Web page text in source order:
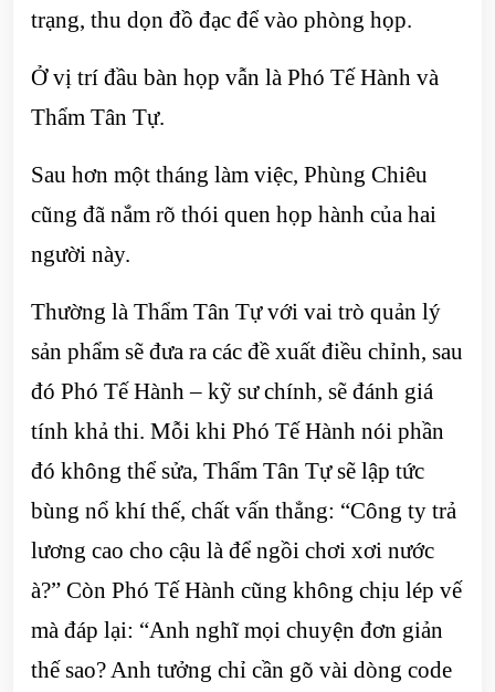
trạng, thu dọn đồ đạc để vào phòng họp.
Ở vị trí đầu bàn họp vẫn là Phó Tế Hành và
Thẩm Tân Tự.
Sau hơn một tháng làm việc, Phùng Chiêu
cũng đã nắm rõ thói quen họp hành của hai
người này.
Thường là Thẩm Tân Tự với vai trò quản lý
sản phẩm sẽ đưa ra các đề xuất điều chỉnh, sau
đó Phó Tế Hành – kỹ sư chính, sẽ đánh giá
tính khả thi. Mỗi khi Phó Tế Hành nói phần
đó không thể sửa, Thẩm Tân Tự sẽ lập tức
bùng nổ khí thế, chất vấn thẳng: “Công ty trả
lương cao cho cậu là để ngồi chơi xơi nước
à?” Còn Phó Tế Hành cũng không chịu lép vế
mà đáp lại: “Anh nghĩ mọi chuyện đơn giản
thế sao? Anh tưởng chỉ cần gõ vài dòng code